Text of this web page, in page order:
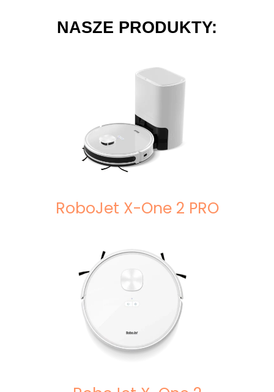
NASZE PRODUKTY:
RoboJet X-One 2 PRO